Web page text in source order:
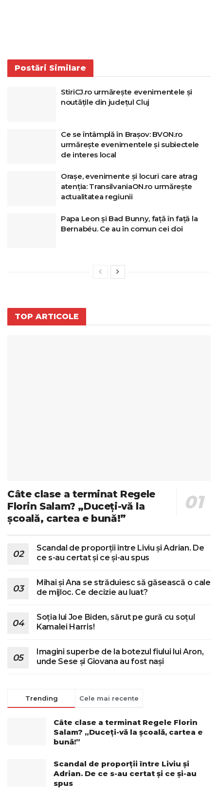
Postări Similare
StiriCJ.ro urmărește evenimentele și
noutățile din județul Cluj
Ce se întâmplă în Brașov: BVON.ro
urmărește evenimentele și subiectele
de interes local
Orașe, evenimente și locuri care atrag
atenția: TransilvaniaON.ro urmărește
actualitatea regiunii
Papa Leon și Bad Bunny, față în față la
Bernabéu. Ce au în comun cei doi
TOP ARTICOLE
Câte clase a terminat Regele
Florin Salam? „Duceți-vă la
școală, cartea e bună!”
Scandal de proporții între Liviu și Adrian. De
ce s-au certat și ce și-au spus
Mihai și Ana se străduiesc să găsească o cale
de mijloc. Ce decizie au luat?
Soția lui Joe Biden, sărut pe gură cu soțul
Kamalei Harris!
Imagini superbe de la botezul fiului lui Aron,
unde Sese și Giovana au fost nași
Trending Cele mai recente
Câte clase a terminat Regele Florin
Salam? „Duceți-vă la școală, cartea e
bună!”
Scandal de proporții între Liviu și
Adrian. De ce s-au certat și ce și-au
spus